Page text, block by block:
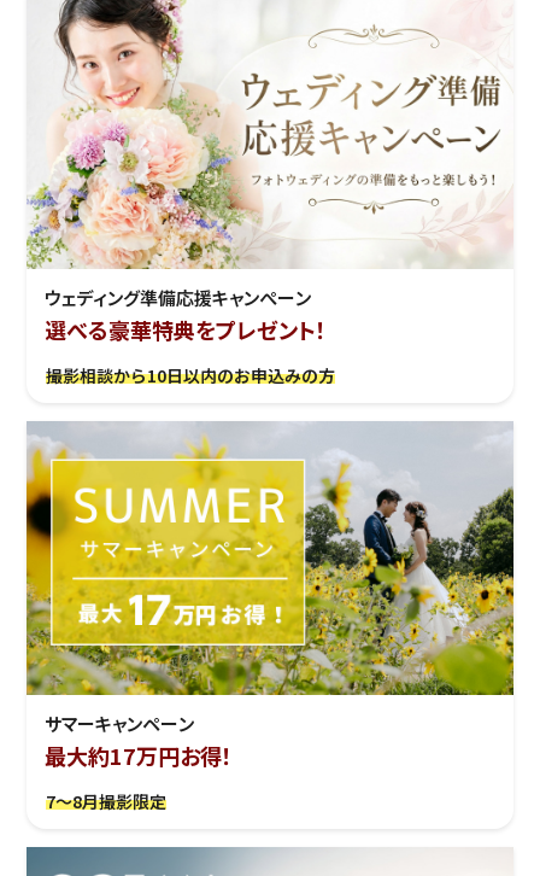
ウェディング準備応援キャンぺーン
選べる豪華特典をプレゼント！
撮影相談から10日以内のお申込みの方
サマーキャンペーン
最大約17万円お得！
7～8月撮影限定